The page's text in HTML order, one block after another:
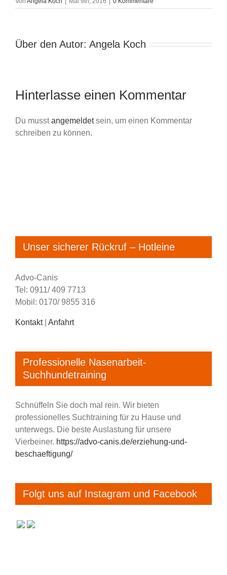
Über den Autor: Angela Koch
Hinterlasse einen Kommentar
Du musstangemeldetsein, um einen Kommentar
schreiben zu können.
Unser sicherer Rückruf – Hotleine
Advo-Canis
Tel: 0911/ 409 7713
Mobil: 0170/ 9855 316
Kontakt| Anfahrt
Professionelle Nasenarbeit-
Suchhundetraining
Schnüffeln Sie doch mal rein. Wir bieten
professionelles Suchtraining für zu Hause und
unterwegs. Die beste Auslastung für unsere
Vierbeiner. https://advo-canis.de/erziehung-und-
beschaeftigung/
Folgt uns auf Instagram und Facebook